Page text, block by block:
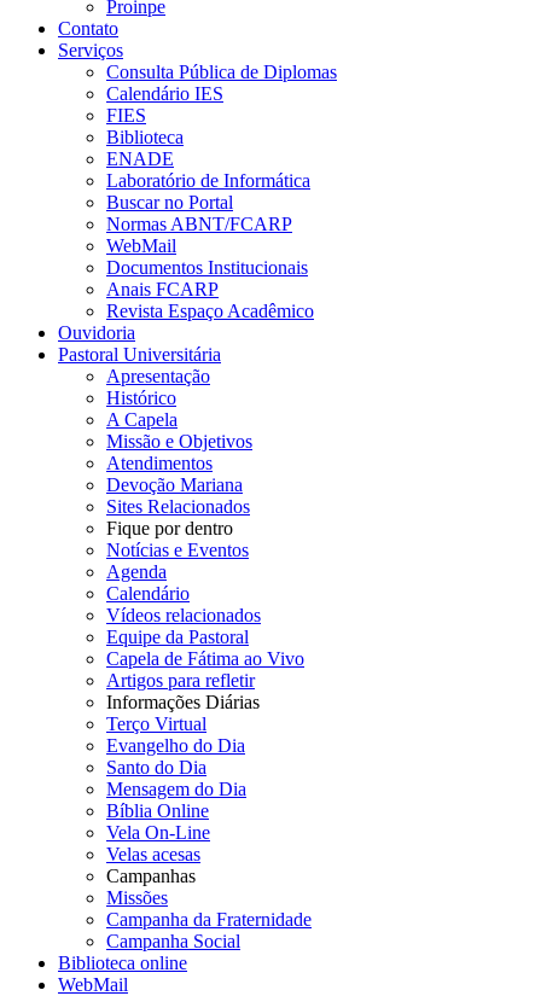
Proinpe
Contato
Serviços
Consulta Pública de Diplomas
Calendário IES
FIES
Biblioteca
ENADE
Laboratório de Informática
Buscar no Portal
Normas ABNT/FCARP
WebMail
Documentos Institucionais
Anais FCARP
Revista Espaço Acadêmico
Ouvidoria
Pastoral Universitária
Apresentação
Histórico
A Capela
Missão e Objetivos
Atendimentos
Devoção Mariana
Sites Relacionados
Fique por dentro
Notícias e Eventos
Agenda
Calendário
Vídeos relacionados
Equipe da Pastoral
Capela de Fátima ao Vivo
Artigos para refletir
Informações Diárias
Terço Virtual
Evangelho do Dia
Santo do Dia
Mensagem do Dia
Bíblia Online
Vela On-Line
Velas acesas
Campanhas
Missões
Campanha da Fraternidade
Campanha Social
Biblioteca online
WebMail